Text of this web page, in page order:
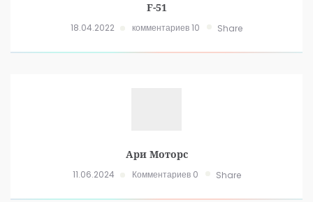
F-51
18.04.2022 комментариев 10 Share
Ари Моторс
11.06.2024 Комментариев 0 Share